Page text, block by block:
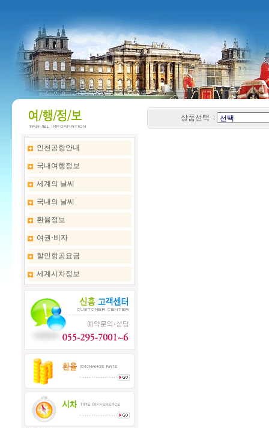
인천공항안내
국내여행정보
세계의 날씨
국내의 날씨
환율정보
여권·비자
할인항공요금
세계시차정보
상품선택 :